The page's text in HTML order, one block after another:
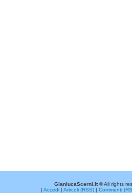
GianlucaScerni.it© All rights
| Accedi| Articoli (RSS)| Commenti